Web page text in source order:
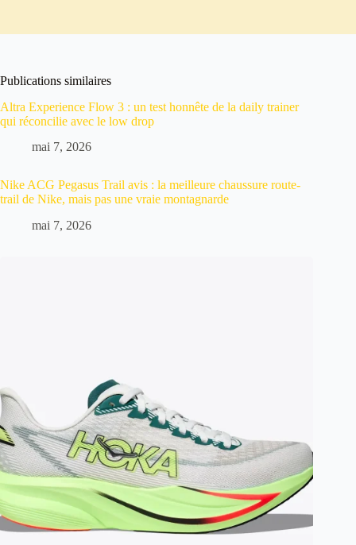
Publications similaires
Altra Experience Flow 3 : un test honnête de la daily trainer
qui réconcilie avec le low drop
mai 7, 2026
Nike ACG Pegasus Trail avis : la meilleure chaussure route-
trail de Nike, mais pas une vraie montagnarde
mai 7, 2026